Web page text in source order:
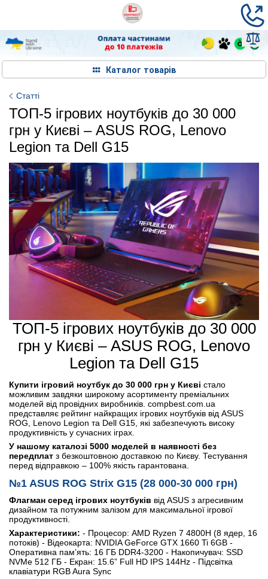
Каталог товарів
Статті
ТОП-5 ігрових ноутбуків до 30 000
грн у Києві – ASUS ROG, Lenovo
Legion та Dell G15
ТОП-5 ігрових ноутбуків до 30 000
грн у Києві – ASUS ROG, Lenovo
Legion та Dell G15
Купити ігровий ноутбук до 30 000 грн у Києві стало
можливим завдяки широкому асортименту преміальних
моделей від провідних виробників. compbest.com.ua
представляє рейтинг найкращих ігрових ноутбуків від ASUS
ROG, Lenovo Legion та Dell G15, які забезпечують високу
продуктивність у сучасних іграх.
У нашому каталозі 5000 моделей в наявності без
передплат з безкоштовною доставкою по Києву. Тестування
перед відправкою – 100% якість гарантована.
№1 ASUS ROG Strix G15 (28 000-30 000 грн)
Флагман серед ігрових ноутбуків від ASUS з агресивним
дизайном та потужним залізом для максимальної ігрової
продуктивності.
Характеристики: - Процесор: AMD Ryzen 7 4800H (8 ядер, 16
потоків) - Відеокарта: NVIDIA GeForce GTX 1660 Ti 6GB -
Оперативна пам’ять: 16 ГБ DDR4-3200 - Накопичувач: SSD
NVMe 512 ГБ - Екран: 15.6” Full HD IPS 144Hz - Підсвітка
клавіатури RGB Aura Sync